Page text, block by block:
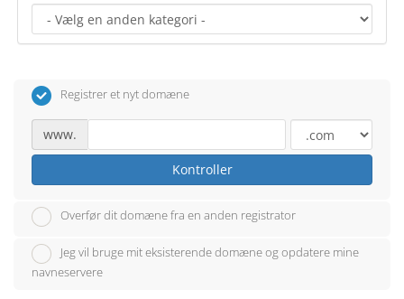
Registrer et nyt domæne
www.
Kontroller
Overfør dit domæne fra en anden registrator
Jeg vil bruge mit eksisterende domæne og opdatere mine
navneservere